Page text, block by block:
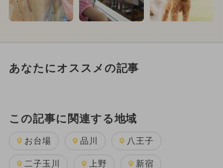
あなたにオススメの記事
この記事に関連する地域
お台場 品川 八王子
二子玉川 上野 新宿